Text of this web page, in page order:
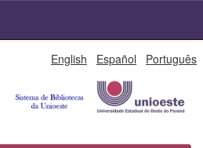
English Español Português